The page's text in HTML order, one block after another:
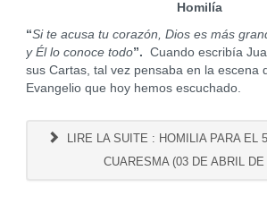
Homilía
“Si te acusa tu corazón, Dios es más
y Él lo conoce todo”. Cuando escribía
sus Cartas, tal vez pensaba en la escena
Evangelio que hoy hemos escuchado.
LIRE LA SUITE : HOMILIA PARA EL
CUARESMA (03 DE ABRIL DE